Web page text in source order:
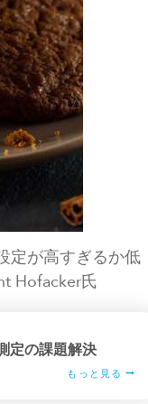
定が高すぎるか低
Hofacker氏
定の課題解決
もっと見る